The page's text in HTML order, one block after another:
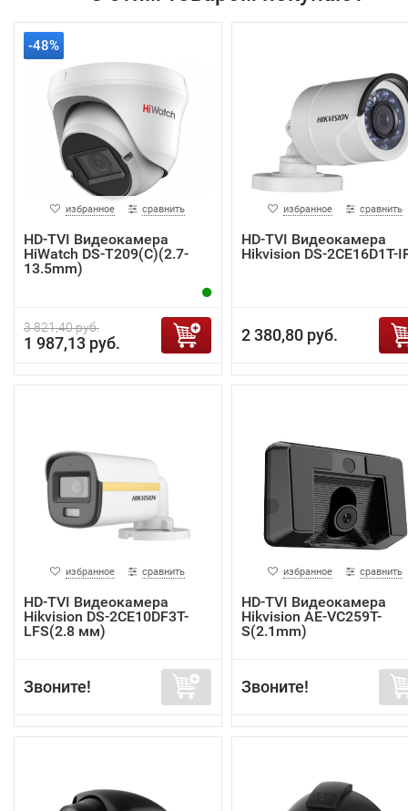
-48%
избранное сравнить
HD-TVI Видеокамера
HiWatch DS-T209(C)(2.7-
13.5mm)
3 821,40 руб.
1 987,13 руб.
избранное сравнить
HD-TVI Видеокамера
Hikvision DS-2CE16D1T-
2 380,80 руб.
избранное сравнить
HD-TVI Видеокамера
Hikvision DS-2CE10DF3T-
LFS(2.8 мм)
Звоните!
избранное сравнить
HD-TVI Видеокамера
Hikvision AE-VC259T-
S(2.1mm)
Звоните!